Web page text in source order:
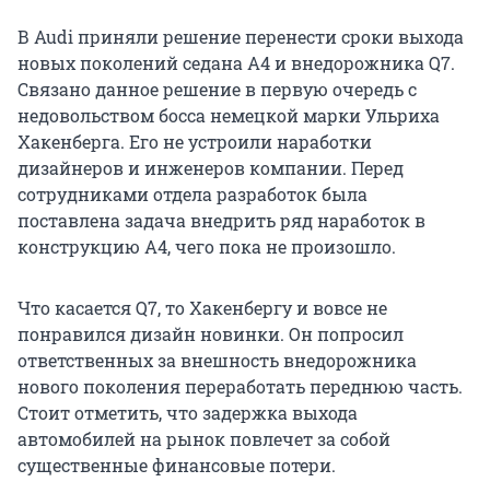
В Audi приняли решение перенести сроки выхода
новых поколений седана A4 и внедорожника Q7.
Связано данное решение в первую очередь с
недовольством босса немецкой марки Ульриха
Хакенберга. Его не устроили наработки
дизайнеров и инженеров компании. Перед
сотрудниками отдела разработок была
поставлена задача внедрить ряд наработок в
конструкцию А4, чего пока не произошло.
Что касается Q7, то Хакенбергу и вовсе не
понравился дизайн новинки. Он попросил
ответственных за внешность внедорожника
нового поколения переработать переднюю часть.
Стоит отметить, что задержка выхода
автомобилей на рынок повлечет за собой
существенные финансовые потери.